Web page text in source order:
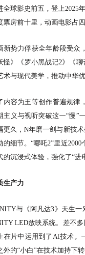
全球影史前五，登上2025
票房前十里，动画电影占
新势力俘获全年龄段受众
怪》《罗小黑战记2》《
术与现代美学，推动中华
内容为王等创作普遍规律
主义与视听突破这一“慢”
更久，N年磨一剑与新技
的细节。“哪吒2”里近
的沉浸式体验，强化了“进
生产力
与《阿凡达3》天生
LED放映系统。差不
在片中运用到了AI技术。
外的“小白”在技术加持下